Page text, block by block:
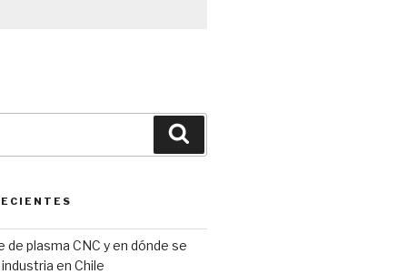
de plasma CNC y en dónde se
en Chile